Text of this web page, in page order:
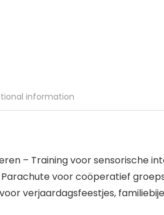
information
– Training voor sensorische
Parachute voor coöperatief
verjaardagsfeestjes,